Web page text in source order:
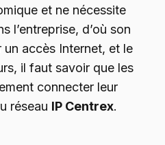
et ne nécessite
l’entreprise, d’où son
un accès Internet, et le
il faut savoir que les
connecter leur
réseau IP Centrex.